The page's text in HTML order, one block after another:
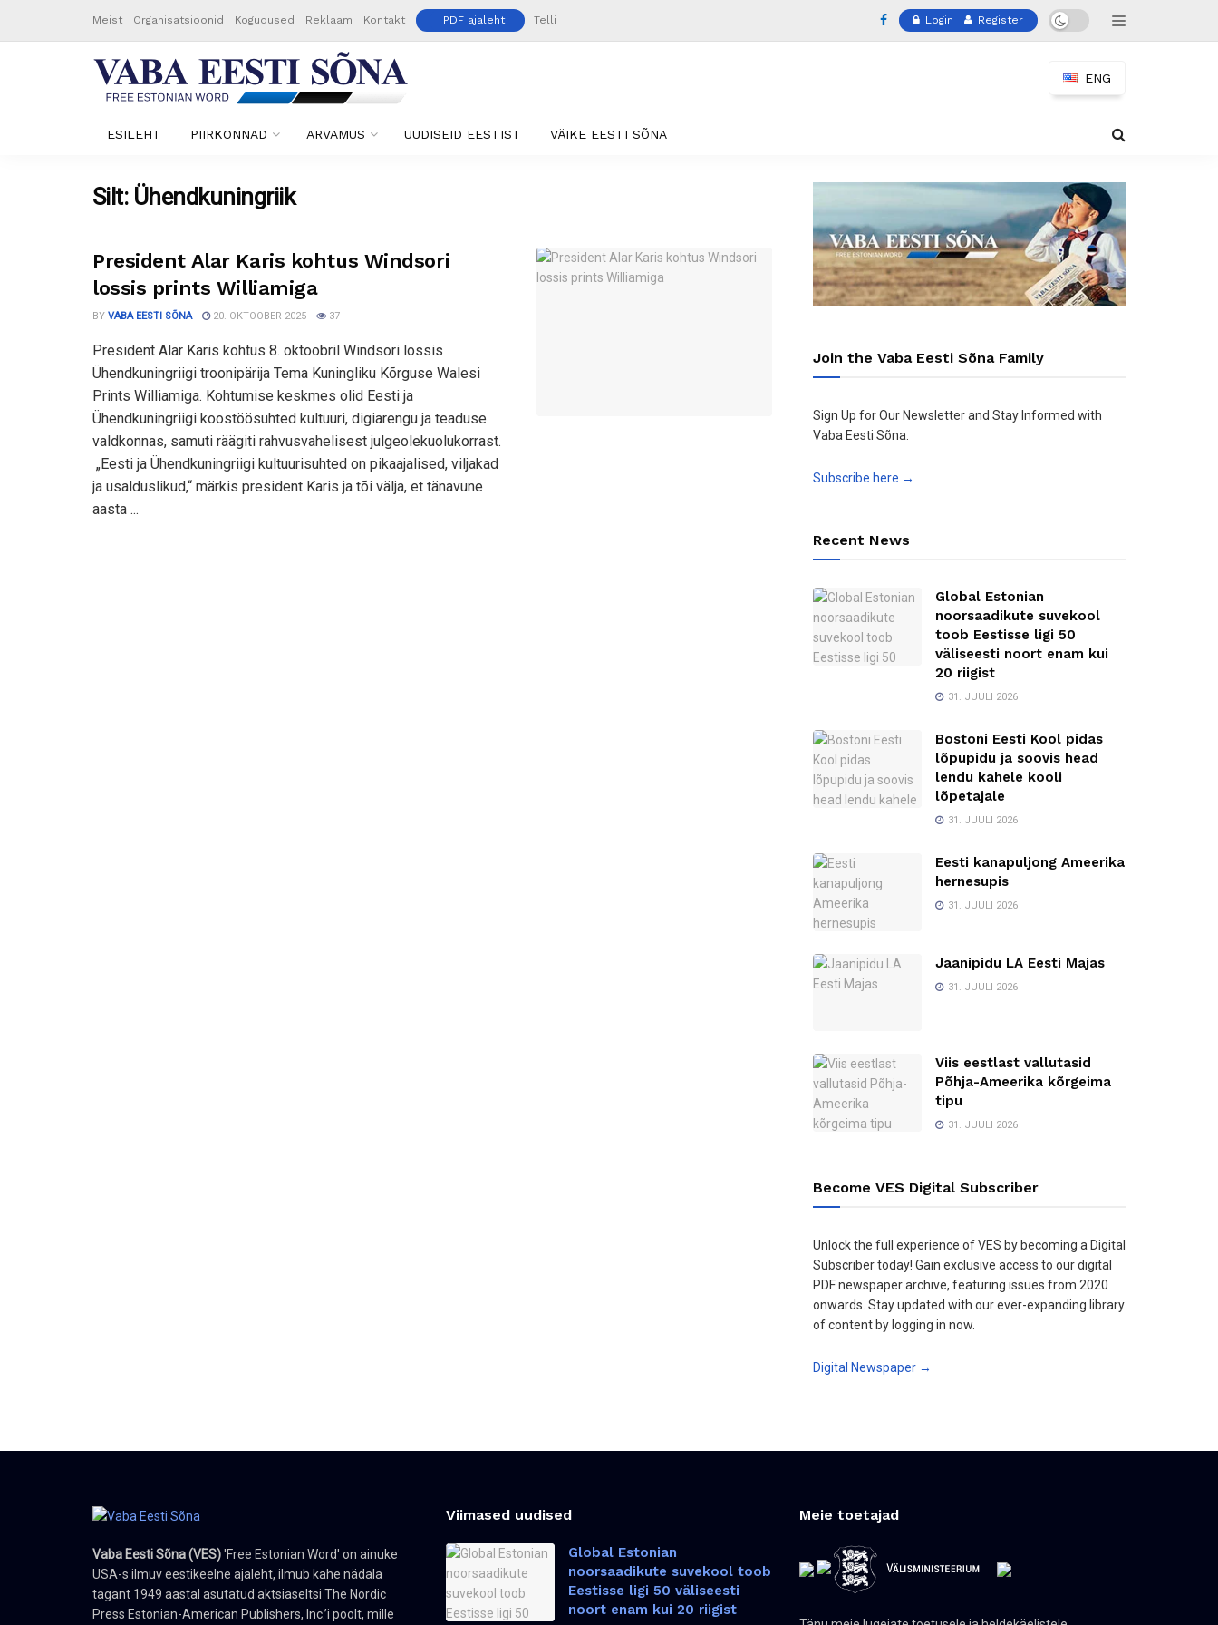
Meist Organisatsioonid Kogudused Reklaam Kontakt PDF ajaleht Telli Login Register
ENG
ESILEHT PIIRKONNAD ARVAMUS UUDISEID EESTIST VÄIKE EESTI SÕNA
Silt: Ühendkuningriik
President Alar Karis kohtus Windsori
lossis prints Williamiga
BY VABA EESTI SÕNA 20. OKTOOBER 2025 37
President Alar Karis kohtus 8. oktoobril Windsori lossis
Ühendkuningriigi troonipärija Tema Kuningliku Kõrguse Walesi
Prints Williamiga. Kohtumise keskmes olid Eesti ja
Ühendkuningriigi koostöösuhted kultuuri, digiarengu ja teaduse
valdkonnas, samuti räägiti rahvusvahelisest julgeolekuolukorrast.
„Eesti ja Ühendkuningriigi kultuurisuhted on pikaajalised, viljakad
ja usalduslikud,“ märkis president Karis ja tõi välja, et tänavune
aasta ...
Join the Vaba Eesti Sõna Family
Sign Up for Our Newsletter and Stay Informed with
Vaba Eesti Sõna.
Subscribe here →
Recent News
Global Estonian
noorsaadikute suvekool
toob Eestisse ligi 50
väliseesti noort enam kui
20 riigist
31. JUULI 2026
Bostoni Eesti Kool pidas
lõpupidu ja soovis head
lendu kahele kooli
lõpetajale
31. JUULI 2026
Eesti kanapuljong Ameerika
hernesupis
31. JUULI 2026
Jaanipidu LA Eesti Majas
31. JUULI 2026
Viis eestlast vallutasid
Põhja-Ameerika kõrgeima
tipu
31. JUULI 2026
Become VES Digital Subscriber
Unlock the full experience of VES by becoming a Digital
Subscriber today! Gain exclusive access to our digital
PDF newspaper archive, featuring issues from 2020
onwards. Stay updated with our ever-expanding library
of content by logging in now.
Digital Newspaper →
Vaba Eesti Sõna (VES)'Free Estonian Word' on ainuke
USA-s ilmuv eestikeelne ajaleht, ilmub kahe nädala
tagant 1949 aastal asutatud aktsiaseltsi The Nordic
Press Estonian-American Publishers, Inc.’i poolt, mille
Viimased uudised
Global Estonian
noorsaadikute suvekool toob
Eestisse ligi 50 väliseesti
noort enam kui 20 riigist
Meie toetajad